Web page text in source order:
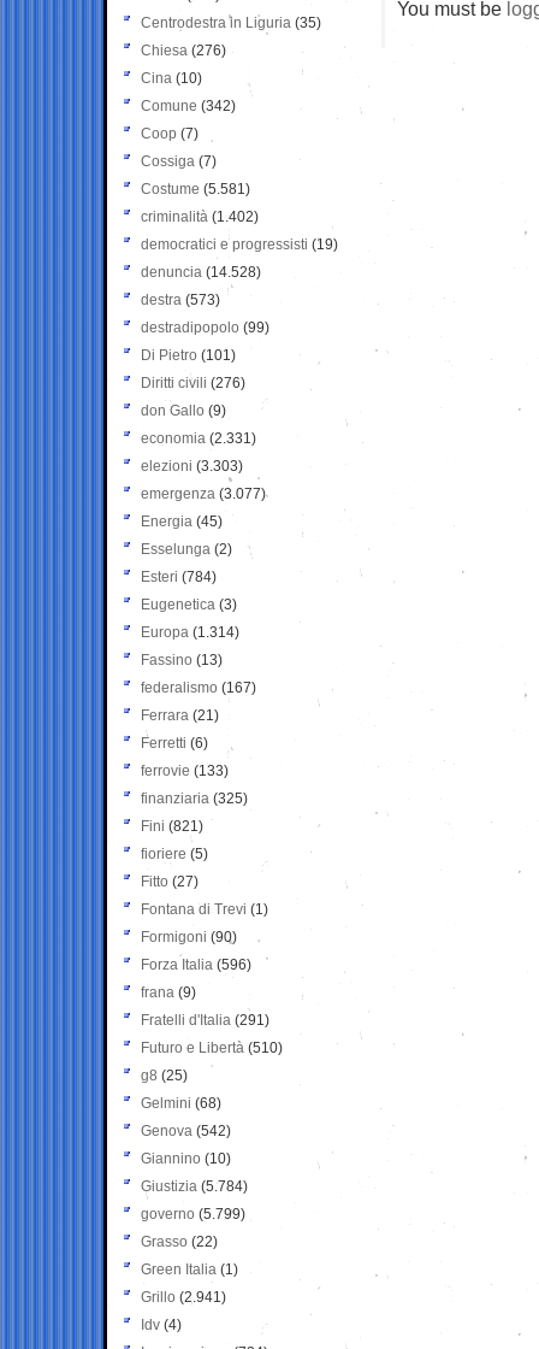
You must be
Centrodestra in Liguria (35)
Chiesa (276)
Cina (10)
Comune (342)
Coop (7)
Cossiga (7)
Costume (5.581)
criminalità (1.402)
democratici e progressisti (19)
denuncia (14.528)
destra (573)
destradipopolo (99)
Di Pietro (101)
Diritti civili (276)
don Gallo (9)
economia (2.331)
elezioni (3.303)
emergenza (3.077)
Energia (45)
Esselunga (2)
Esteri (784)
Eugenetica (3)
Europa (1.314)
Fassino (13)
federalismo (167)
Ferrara (21)
Ferretti (6)
ferrovie (133)
finanziaria (325)
Fini (821)
fioriere (5)
Fitto (27)
Fontana di Trevi (1)
Formigoni (90)
Forza Italia (596)
frana (9)
Fratelli d'Italia (291)
Futuro e Libertà (510)
g8 (25)
Gelmini (68)
Genova (542)
Giannino (10)
Giustizia (5.784)
governo (5.799)
Grasso (22)
Green Italia (1)
Grillo (2.941)
Idv (4)